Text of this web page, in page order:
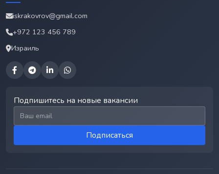
iskrakovrov@gmail.com
+972 123 456 789
Израиль
Подпишитесь на новые вакансии
Email для подписки
Подписаться